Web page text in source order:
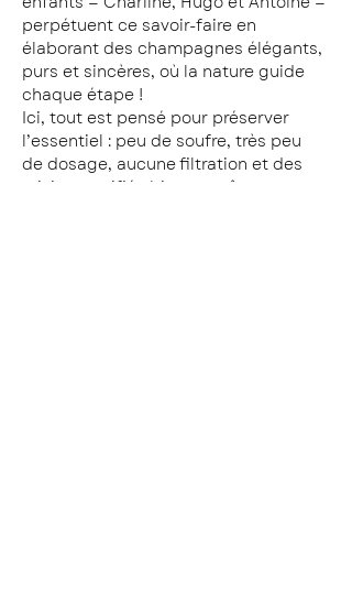
perpétuent ce savoir-faire en
élaborant des champagnes élégants,
purs et sincères, où la nature guide
chaque étape !
Ici, tout est pensé pour préserver
l’essentiel : peu de soufre, très peu
de dosage, aucune filtration et des
raisins certifiés bio aux arômes